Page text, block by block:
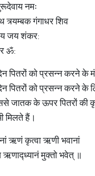
नमः
गंगाधर शिव
जय शंकर:
ॐ:
पितरों को प्रसन्न करने के
पितरों को प्रसन्न करने के
जातक के ऊपर पितरों की
मिलते हैं।
ऋणं कृत्वा ऋणी भवानां
मुक्तो भवेत् ॥